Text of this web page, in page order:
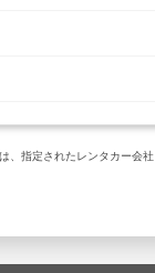
、指定されたレンタカー会社